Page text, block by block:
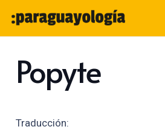
Popyte
Traducción: